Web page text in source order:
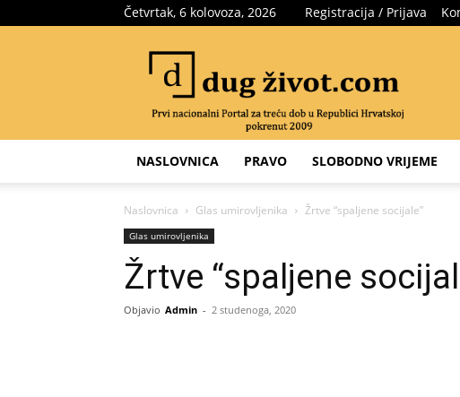
Četvrtak, 6 kolovoza, 2026 Registracija / Prijava
za
treću
dob
NASLOVNICA PRAVO SLOBODNO VRIJEME
Naslovnica Glas umirovljenika Žrtve “spaljene socijale”
Glas umirovljenika
Žrtve “spaljene
Objavio Admin - 2 studenoga, 2020